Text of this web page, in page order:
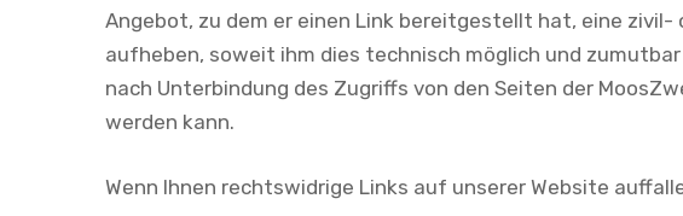
Angebot, zu dem er einen Link bereitgestellt hat, eine
aufheben, soweit ihm dies technisch möglich und
nach Unterbindung des Zugriffs von den Seiten der
werden kann.
Wenn Ihnen rechtswidrige Links auf unserer Website